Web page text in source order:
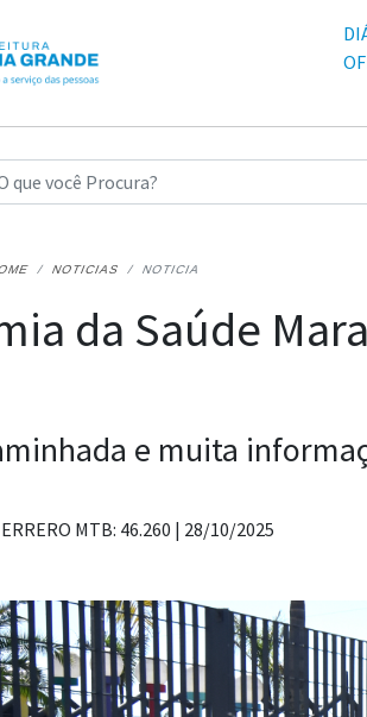
NOTICIAS NOTICIA
da Saúde
e muita
MTB: 46.260 | 28/10/2025